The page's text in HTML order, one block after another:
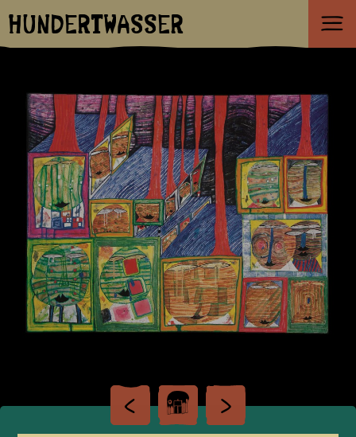
HUNDERTWASSER